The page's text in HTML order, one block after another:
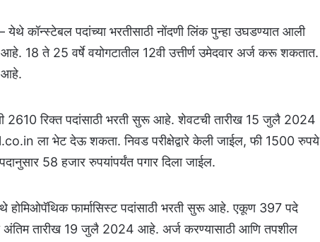
येथे कॉन्स्टेबल पदांच्या भरतीसाठी नोंदणी लिंक पुन्हा उघडण्यात आली
18 ते 25 वर्षे वयोगटातील 12वी उत्तीर्ण उमेदवार अर्ज करू शकतात.
आहे.
2610 रिक्त पदांसाठी भरती सुरू आहे. शेवटची तारीख 15 जुलै 2024
ला भेट देऊ शकता. निवड परीक्षेद्वारे केली जाईल, फी 1500 रुपये
58 हजार रुपयांपर्यंत पगार दिला जाईल.
होमिओपॅथिक फार्मासिस्ट पदांसाठी भरती सुरू आहे. एकूण 397 पदे
अंतिम तारीख 19 जुलै 2024 आहे. अर्ज करण्यासाठी आणि तपशील